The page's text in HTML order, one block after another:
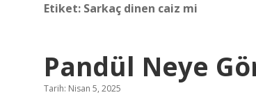
Etiket: Sarkaç dinen caiz mi
Pandül Neye
Tarih: Nisan 5, 2025